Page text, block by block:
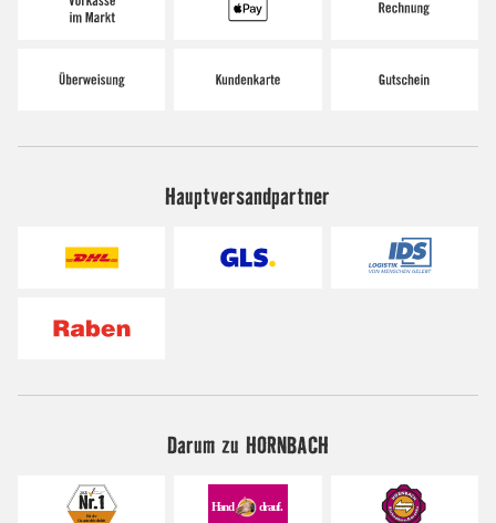
Hauptversandpartner
Darum zu HORNBACH